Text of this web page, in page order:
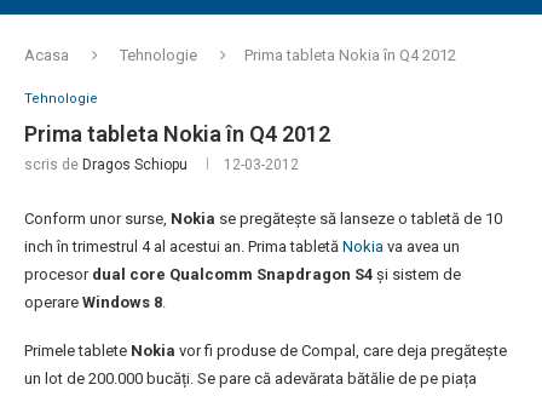
Acasa Tehnologie Prima tableta Nokia în Q4 2012
Tehnologie
Prima tableta Nokia în Q4 2012
scris de Dragos Schiopu 12-03-2012
Conform unor surse, Nokia se pregătește să lanseze o tabletă de 10
inch în trimestrul 4 al acestui an. Prima tabletă Nokia va avea un
procesor dual core Qualcomm Snapdragon S4 și sistem de
operare Windows 8.
Primele tablete Nokia vor fi produse de Compal, care deja pregătește
un lot de 200.000 bucăți. Se pare că adevărata bătălie de pe piața